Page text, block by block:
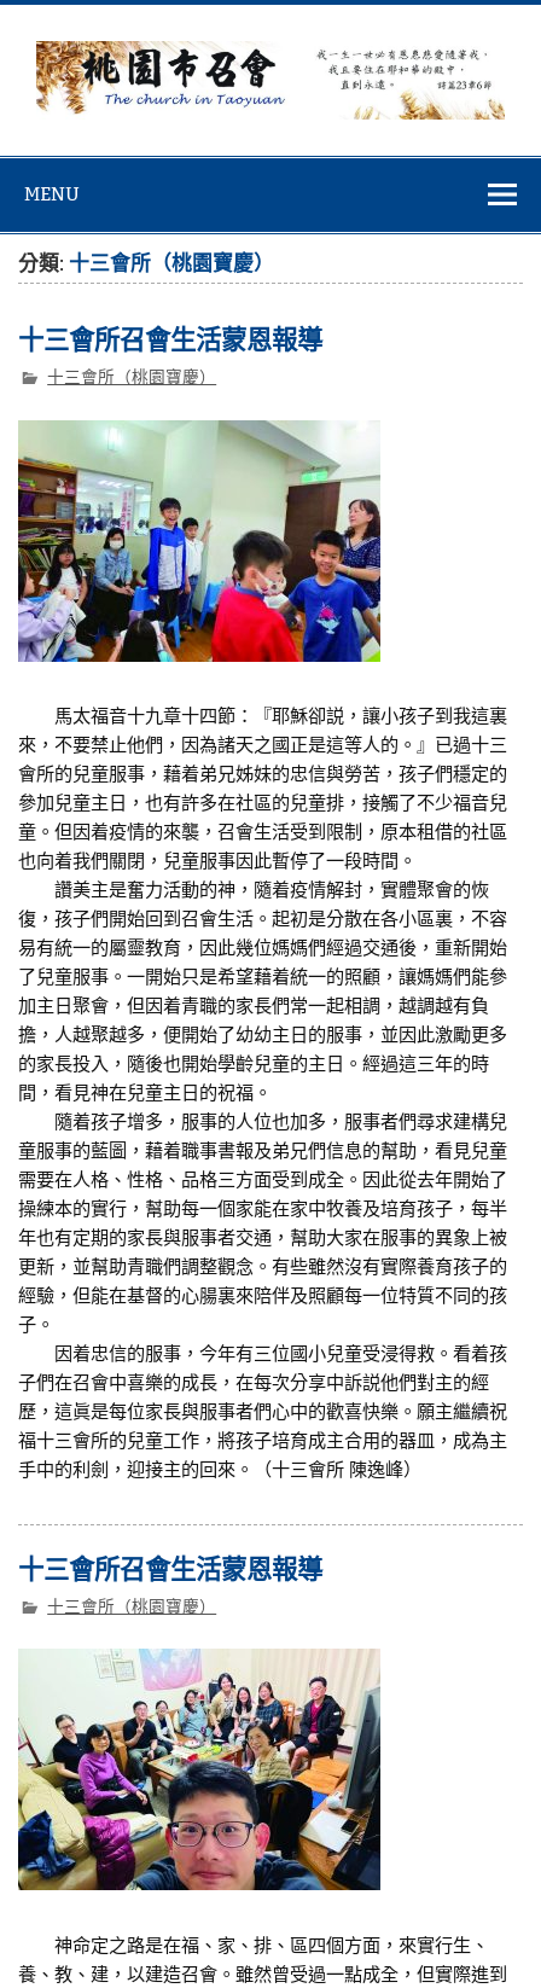
Skip
content
MENU
分類: 十三會所（桃園寶慶）
十三會所召會生活蒙恩報導
十三會所（桃園寶慶）
馬太福音十九章十四節：『耶穌卻説，讓小孩子到我這裏
來，不要禁止他們，因為諸天之國正是這等人的。』已過十三
會所的兒童服事，藉着弟兄姊妹的忠信與勞苦，孩子們穩定的
參加兒童主日，也有許多在社區的兒童排，接觸了不少福音兒
童。但因着疫情的來襲，召會生活受到限制，原本租借的社區
也向着我們關閉，兒童服事因此暫停了一段時間。
讚美主是奮力活動的神，隨着疫情解封，實體聚會的恢
復，孩子們開始回到召會生活。起初是分散在各小區裏，不容
易有統一的屬靈教育，因此幾位媽媽們經過交通後，重新開始
了兒童服事。一開始只是希望藉着統一的照顧，讓媽媽們能參
加主日聚會，但因着青職的家長們常一起相調，越調越有負
擔，人越聚越多，便開始了幼幼主日的服事，並因此激勵更多
的家長投入，隨後也開始學齡兒童的主日。經過這三年的時
間，看見神在兒童主日的祝福。
隨着孩子增多，服事的人位也加多，服事者們尋求建構兒
童服事的藍圖，藉着職事書報及弟兄們信息的幫助，看見兒童
需要在人格、性格、品格三方面受到成全。因此從去年開始了
操練本的實行，幫助每一個家能在家中牧養及培育孩子，每半
年也有定期的家長與服事者交通，幫助大家在服事的異象上被
更新，並幫助青職們調整觀念。有些雖然沒有實際養育孩子的
經驗，但能在基督的心腸裏來陪伴及照顧每一位特質不同的孩
子。
因着忠信的服事，今年有三位國小兒童受浸得救。看着孩
子們在召會中喜樂的成長，在每次分享中訴説他們對主的經
歷，這眞是每位家長與服事者們心中的歡喜快樂。願主繼續祝
福十三會所的兒童工作，將孩子培育成主合用的器皿，成為主
手中的利劍，迎接主的回來。（十三會所 陳逸峰）
十三會所召會生活蒙恩報導
十三會所（桃園寶慶）
神命定之路是在福、家、排、區四個方面，來實行生、
養、教、建，以建造召會。雖然曾受過一點成全，但實際進到